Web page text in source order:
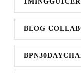
BLOG